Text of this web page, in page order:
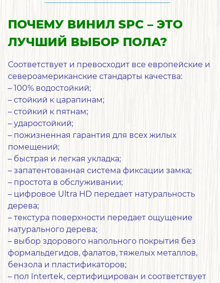
ПОЧЕМУ ВИНИЛ SPC – ЭТО
ЛУЧШИЙ ВЫБОР ПОЛА?
Соответствует и превосходит все европейские и
североамериканские стандарты качества:
– 100% водостойкий;
– стойкий к царапинам;
– стойкий к пятнам;
– ударостойкий;
– пожизненная гарантия для всех жилых
помещений;
– быстрая и легкая укладка;
– запатентованная система фиксации замка;
– простота в обслуживании;
– цифровое Ultra HD передает натуральность
дерева;
– текстура поверхности передает ощущение
натурального дерева;
– выбор здорового напольного покрытия без
формальдегидов, фалатов, тяжелых металлов,
бензола и пластификаторов;
– пол Intertek, сертифицирован и соответствует